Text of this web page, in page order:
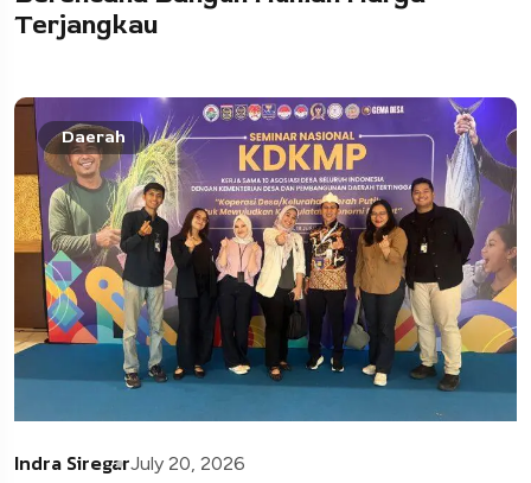
Terjangkau
Daerah
Indra SiregarJuly 20, 2026